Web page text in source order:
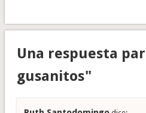
Una respuesta
gusanitos"